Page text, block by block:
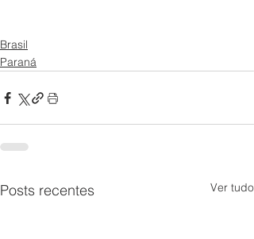
Brasil
Paraná
Posts recentes Ver tudo